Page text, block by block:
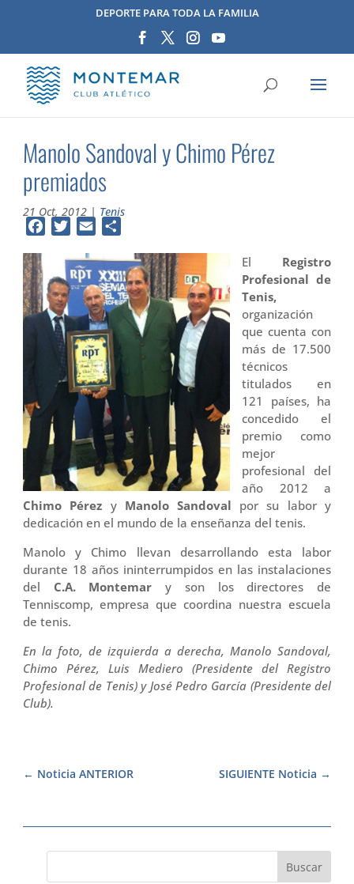
DEPORTE PARA TODA LA FAMILIA
Manolo Sandoval y Chimo Pérez
premiados
21 Oct, 2012 | Tenis
FacebookTwitterEmail
El Registro
Profesional de
Tenis,
organización
que cuenta con
más de 17.500
técnicos
titulados en
121 países, ha
concedido el
premio como
mejor
profesional del
año 2012 a
Chimo Pérez y Manolo Sandoval por su labor y
dedicación en el mundo de la enseñanza del tenis.
Manolo y Chimo llevan desarrollando esta labor
durante 18 años ininterrumpidos en las instalaciones
del C.A. Montemar y son los directores de
Tenniscomp, empresa que coordina nuestra escuela
de tenis.
En la foto, de izquierda a derecha, Manolo Sandoval,
Chimo Pérez, Luis Mediero (Presidente del Registro
Profesional de Tenis) y José Pedro García (Presidente del
Club).
SIGUIENTE Noticia
Noticia ANTERIOR